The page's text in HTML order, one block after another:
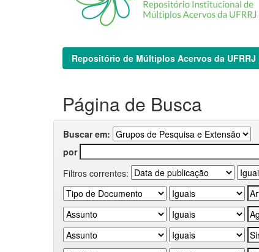
Repositório de Múltiplos Acervos da UFRRJ
Página de Busca
Buscar em:
por
Filtros correntes: